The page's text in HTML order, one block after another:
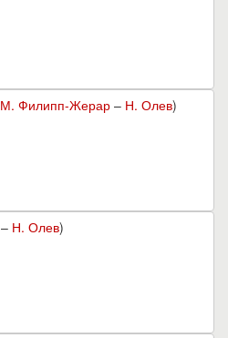
М. Филипп-Жерар – Н. Олев)
– Н. Олев)